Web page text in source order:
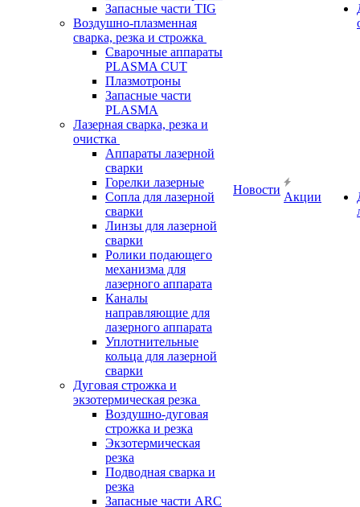
Запасные части TIG
Воздушно-плазменная
сварка, резка и строжка
Сварочные аппараты
PLASMA CUT
Плазмотроны
Запасные части
PLASMA
Лазерная сварка, резка и
очистка
Аппараты лазерной
сварки
Горелки лазерные
Сопла для лазерной
сварки
Линзы для лазерной
сварки
Ролики подающего
механизма для
лазерного аппарата
Каналы
направляющие для
лазерного аппарата
Уплотнительные
кольца для лазерной
сварки
Дуговая строжка и
экзотермическая резка
Воздушно-дуговая
строжка и резка
Экзотермическая
резка
Подводная сварка и
резка
Запасные части ARC
Новости
Акции